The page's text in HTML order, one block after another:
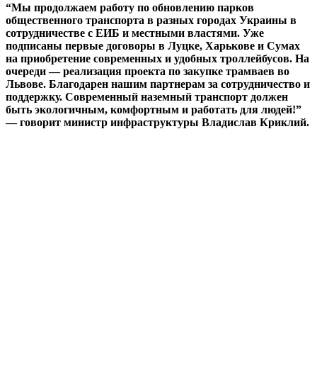
“Мы продолжаем работу по обновлению парков
общественного транспорта в разных городах Украины в
сотрудничестве с ЕИБ и местными властями. Уже
подписаны первые договоры в Луцке, Харькове и Сумах
на приобретение современных и удобных троллейбусов. На
очереди — реализация проекта по закупке трамваев во
Львове. Благодарен нашим партнерам за сотрудничество и
поддержку. Современный наземный транспорт должен
быть экологичным, комфортным и работать для людей!”
— говорит министр инфраструктуры Владислав Криклий.